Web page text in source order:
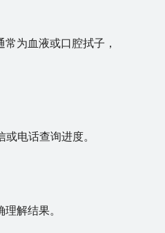
为血液或口腔拭子，
电话查询进度。
解结果。